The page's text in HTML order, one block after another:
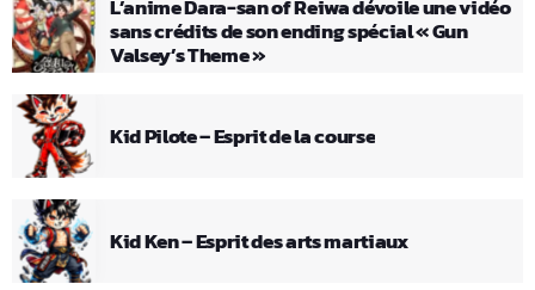
L’anime Dara-san of Reiwa dévoile une vidéo
sans crédits de son ending spécial « Gun
Valsey’s Theme »
Kid Pilote – Esprit de la course
Kid Ken – Esprit des arts martiaux